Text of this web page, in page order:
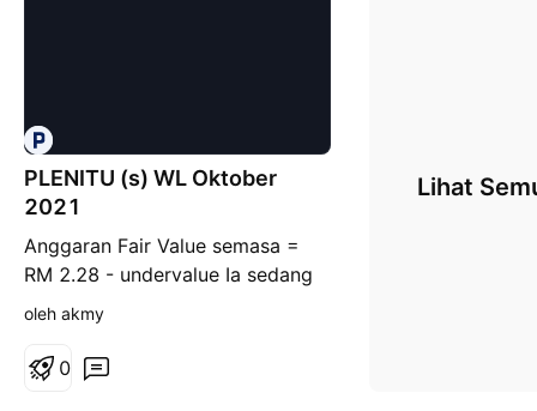
PLENITU (s) WL Oktober
2021
Anggaran Fair Value semasa =
RM 2.28 - undervalue Ia sedang
buat pullback utk gerakan BO-
= Bullish Jika tekanan belian
oleh akmy
0
Lihat